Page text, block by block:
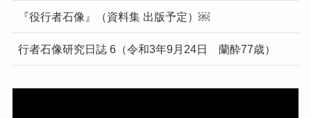
『役行者石像』（資料集 出版予定）￼
行者石像研究日誌 6（令和3年9月24日 蘭酔77歳）